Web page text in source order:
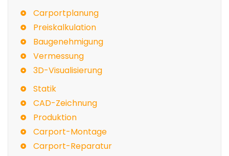
Carportplanung
Preiskalkulation
Baugenehmigung
Vermessung
3D-Visualisierung
Statik
CAD-Zeichnung
Produktion
Carport-Montage
Carport-Reparatur